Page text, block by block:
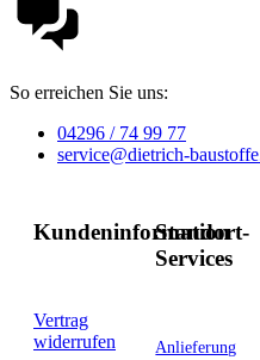
So erreichen Sie uns:
04296 / 74 99 77
service@dietrich-
Kundeninformation
Vertrag
widerrufen
Standort-
Services
Anlieferung